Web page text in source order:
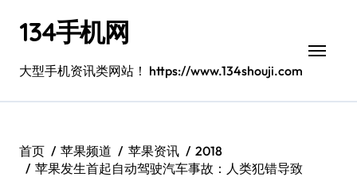
134手机网
大型手机资讯类网站！ https://www.134shouji.com
首页 苹果频道 苹果资讯
2018
苹果发生首起自动驾驶汽车事故：人类犯错导致